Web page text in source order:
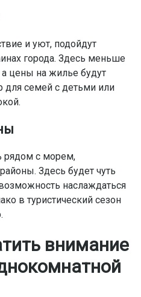
и уют, подойдут
города. Здесь меньше
цены на жилье будут
для семей с детьми или
рядом с морем,
Здесь будет чуть
наслаждаться
в туристический сезон
внимание